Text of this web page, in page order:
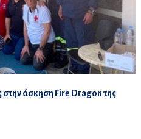
στην άσκηση Fire Dragon της